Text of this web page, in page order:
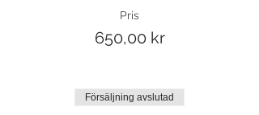
Pris
650,00 kr
Försäljning avslutad